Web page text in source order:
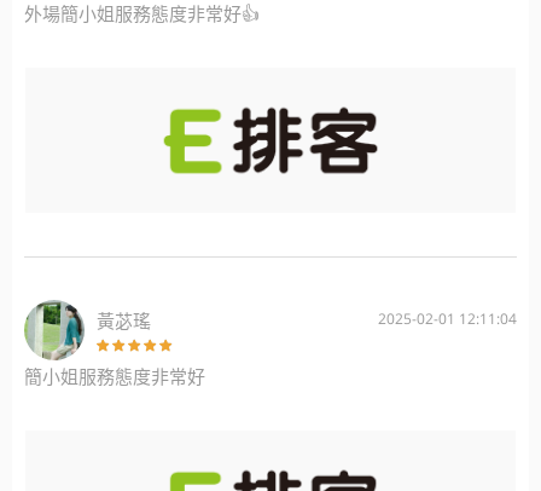
外場簡小姐服務態度非常好👍
黃苾瑤 2025-02-01 12:11:04
簡小姐服務態度非常好